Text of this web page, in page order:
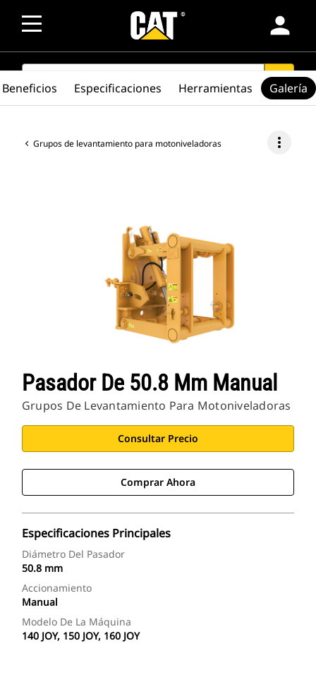
person
SEARCH search
Grupos de levantamiento para motoniveladoras more_vert
Pasador De 50.8 Mm Manual
Grupos De Levantamiento Para Motoniveladoras
Consultar Precio
Comprar Ahora
Especificaciones Principales
Diámetro Del Pasador
50.8 mm
Accionamiento
Manual
Modelo De La Máquina
140 JOY, 150 JOY, 160 JOY
Beneficios Especificaciones Herramientas Galería